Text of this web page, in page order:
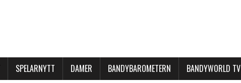
SPELARNYTT DAMER BANDYBAROMETERN BANDYWORLD TV